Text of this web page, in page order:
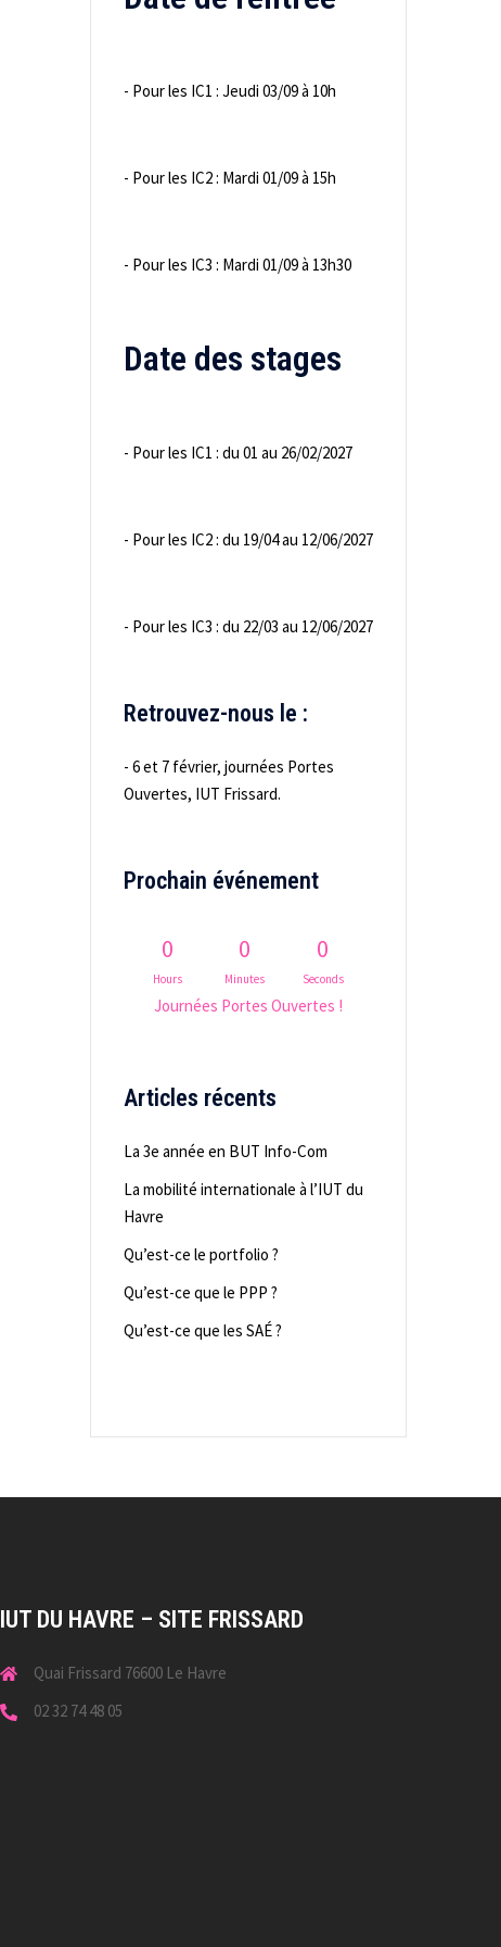
- Pour les IC1 : Jeudi 03/09 à 10h
- Pour les IC2 : Mardi 01/09 à 15h
- Pour les IC3 : Mardi 01/09 à 13h30
Date des stages
- Pour les IC1 : du 01 au 26/02/2027
- Pour les IC2 : du 19/04 au 12/06/2027
- Pour les IC3 : du 22/03 au 12/06/2027
Retrouvez-nous le :
- 6 et 7 février, journées Portes
Ouvertes, IUT Frissard.
Prochain événement
0
Hours
0
Minutes
0
Seconds
Journées Portes Ouvertes !
Articles récents
La 3e année en BUT Info-Com
La mobilité internationale à l’IUT du
Havre
Qu’est-ce le portfolio ?
Qu’est-ce que le PPP ?
Qu’est-ce que les SAÉ ?
IUT DU HAVRE – SITE FRISSARD
Quai Frissard 76600 Le Havre
02 32 74 48 05